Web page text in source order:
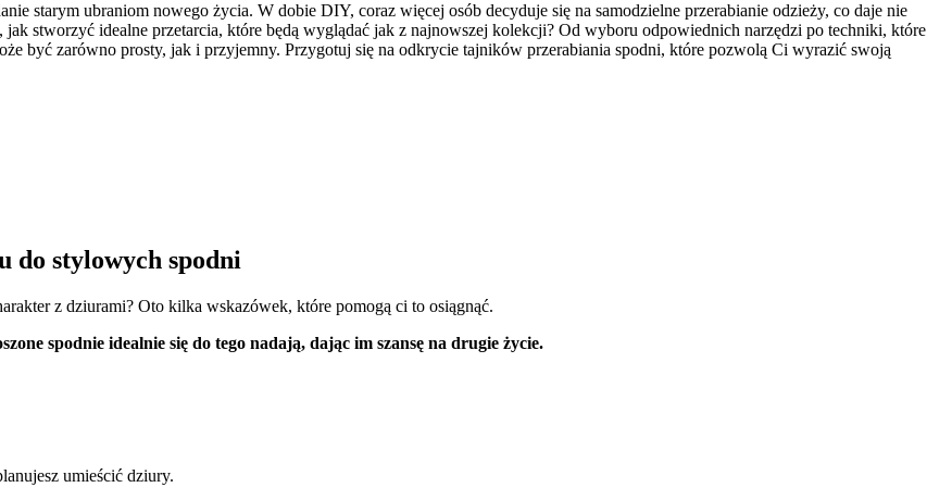
starym ubraniom nowego życia. W dobie DIY, coraz więcej osób decyduje się na samodzielne przerabianie odzieży, co daje nie
jak stworzyć idealne przetarcia, które będą wyglądać jak z najnowszej kolekcji? Od wyboru odpowiednich narzędzi po techniki, które
być zarówno prosty, jak i przyjemny. Przygotuj się na odkrycie tajników przerabiania spodni, które pozwolą Ci wyrazić swoją
do stylowych spodni
z dziurami? Oto kilka wskazówek, które pomogą ci to osiągnąć.
spodnie idealnie się do tego nadają, dając im szansę na drugie życie.
umieścić dziury.